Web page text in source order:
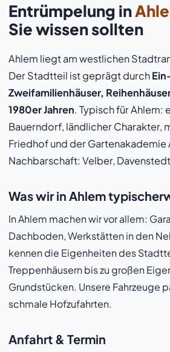
Entrümpelung in
Sie wissen sollten
Ahlem liegt am westlichen
Der Stadtteil ist geprägt durch
Zweifamilienhäuser,
1980er Jahren. Typisch für Ahlem:
Bauerndorf, ländlicher Charakter,
Friedhof und der Gartenakademie
Nachbarschaft: Velber,
Was wir in Ahlem
In Ahlem machen wir vor allem:
Dachboden, Werkstätten in den
kennen die Eigenheiten des
Treppenhäusern bis zu großen
Grundstücken. Unsere Fahrzeuge
schmale Hofzufahrten.
Anfahrt & Termin